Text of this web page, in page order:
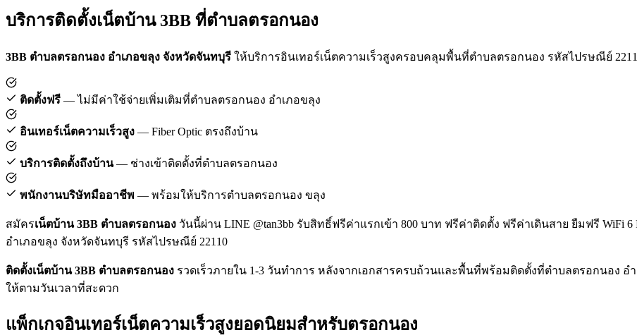
บริการติดตั้งเน็ตบ้าน 3BB ที่ตำบลตรอกนอง
3BB ตำบลตรอกนอง อำเภอขลุง จังหวัดจันทบุรี ให้บริการอินเทอร์เน็ตความเร็วสูงครอบคลุมพื้นที่ตำบลตรอกนอง รหัสไปรษณีย์
ติดตั้งฟรี — ไม่มีค่าใช้จ่ายเพิ่มเติมที่ตำบลตรอกนอง อำเภอขลุง
อินเทอร์เน็ตความเร็วสูง — Fiber Optic ตรงถึงบ้าน
บริการติดตั้งถึงบ้าน— ช่างเข้าติดตั้งที่ตำบลตรอกนอง
พนักงานบริษัทมืออาชีพ — พร้อมให้บริการตำบลตรอกนอง ขลุง
สมัครเน็ตบ้าน 3BB ตำบลตรอกนอง วันนี้ผ่าน LINE @tan3bb รับสิทธิ์ฟรีค่าแรกเข้า 800 บาท ฟรีค่าติดตั้ง ฟรีค่าเดินสาย ยืมฟรี
อำเภอขลุง จังหวัดจันทบุรี รหัสไปรษณีย์ 22110
ติดตั้งเน็ตบ้าน 3BB ตำบลตรอกนอง รวดเร็วภายใน 1-3 วันทำการ หลังจากเอกสารครบถ้วนและพื้นที่พร้อมติดตั้งที่ตำบลตรอกนอง
ให้ตามวันเวลาที่สะดวก
แพ็กเกจอินเทอร์เน็ตความเร็วสูงยอดนิยมสำหรับตรอกนอง